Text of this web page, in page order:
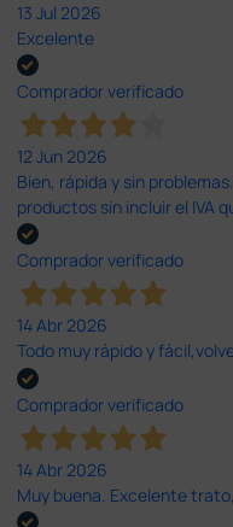
13 Jul 2026
Excelente
Comprador verificado
12 Jun 2026
Bien, rápida y sin
productos sin incluir el IVA
Comprador verificado
14 Abr 2026
Todo muy rápido y
Comprador verificado
14 Abr 2026
Muy buena. Excelente